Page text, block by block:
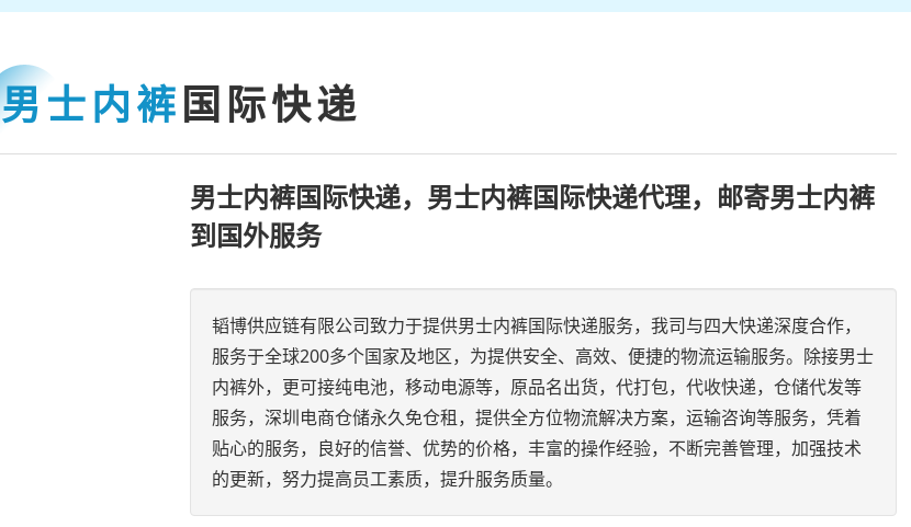
男士内裤 国际快递
男士内裤国际快递，男士内裤国际快递代理，邮寄男士内裤
到国外服务
韬博供应链有限公司致力于提供男士内裤国际快递服务，我司与四大快递深度合作，
服务于全球200多个国家及地区，为提供安全、高效、便捷的物流运输服务。除接男士
内裤外，更可接纯电池，移动电源等，原品名出货，代打包，代收快递，仓储代发等
服务，深圳电商仓储永久免仓租，提供全方位物流解决方案，运输咨询等服务，凭着
贴心的服务，良好的信誉、优势的价格，丰富的操作经验，不断完善管理，加强技术
的更新，努力提高员工素质，提升服务质量。